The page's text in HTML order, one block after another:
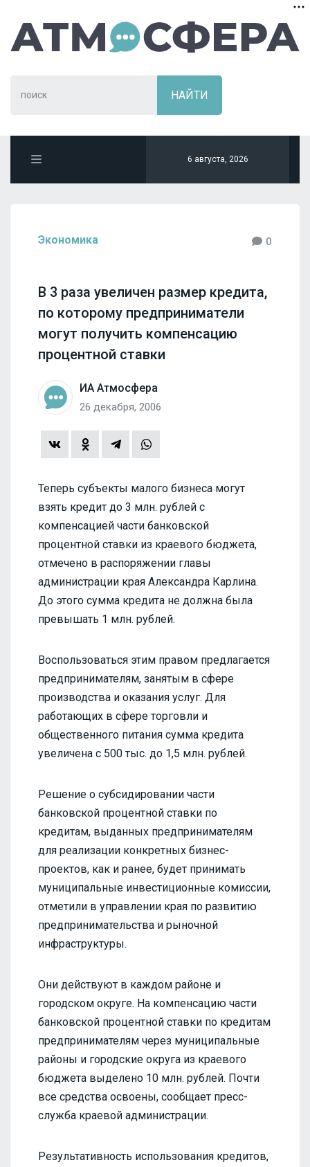
6 августа, 2026
Экономика 0
В 3 раза увеличен размер кредита,
по которому предприниматели
могут получить компенсацию
процентной ставки
ИА Атмосфера
26 декабря, 2006
Теперь субъекты малого бизнеса могут
взять кредит до 3 млн. рублей с
компенсацией части банковской
процентной ставки из краевого бюджета,
отмечено в распоряжении главы
администрации края Александра Карлина.
До этого сумма кредита не должна была
превышать 1 млн. рублей.
Воспользоваться этим правом предлагается
предпринимателям, занятым в сфере
производства и оказания услуг. Для
работающих в сфере торговли и
общественного питания сумма кредита
увеличена с 500 тыс. до 1,5 млн. рублей.
Решение о субсидировании части
банковской процентной ставки по
кредитам, выданных предпринимателям
для реализации конкретных бизнес-
проектов, как и ранее, будет принимать
муниципальные инвестиционные комиссии,
отметили в управлении края по развитию
предпринимательства и рыночной
инфраструктуры.
Они действуют в каждом районе и
городском округе. На компенсацию части
банковской процентной ставки по кредитам
предпринимателям через муниципальные
районы и городские округа из краевого
бюджета выделено 10 млн. рублей. Почти
все средства освоены, сообщает пресс-
служба краевой администрации.
Результативность использования кредитов,